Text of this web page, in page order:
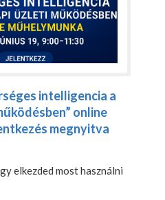
intelligencia a
online
megnyitva
elkezded most használni